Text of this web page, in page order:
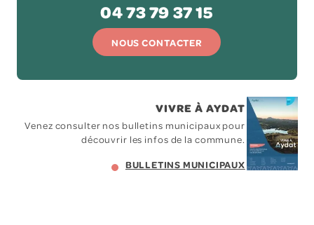
04 73 79 37 15
NOUS CONTACTER
VIVRE À AYDAT
Venez consulter nos bulletins municipaux pour
découvrir les infos de la commune.
BULLETINS MUNICIPAUX